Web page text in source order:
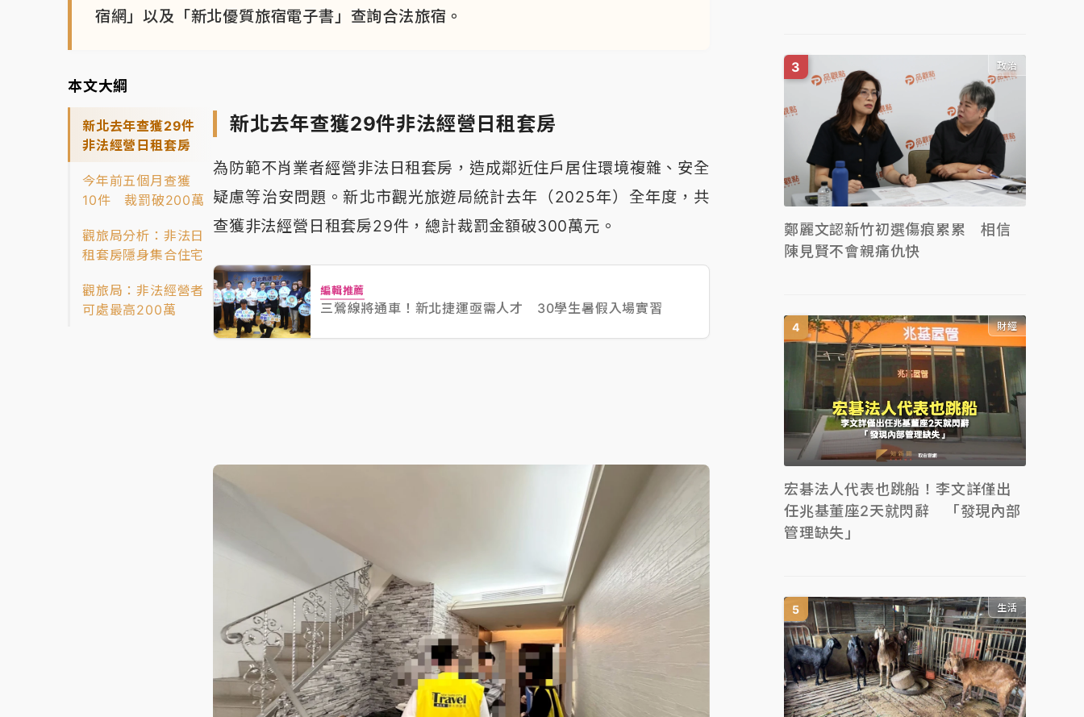
宿網」以及「新北優質旅宿電子書」查詢合法旅宿。
本文大綱
新北去年查獲29件
非法經營日租套房
今年前五個月查獲
10件 裁罰破200萬
觀旅局分析：非法日
租套房隱身集合住宅
觀旅局：非法經營者
可處最高200萬
新北去年查獲29件非法經營日租套房
為防範不肖業者經營非法日租套房，造成鄰近住戶居住環境複雜、安全
疑慮等治安問題。新北市觀光旅遊局統計去年（2025年）全年度，共
查獲非法經營日租套房29件，總計裁罰金額破300萬元。
編輯推薦
三鶯線將通車！新北捷運亟需人才 30學生暑假入場實習
政治
鄭麗文認新竹初選傷痕累累 相信
陳見賢不會親痛仇快
財經
宏碁法人代表也跳船！李文詳僅出
任兆基董座2天就閃辭 「發現內部
管理缺失」
生活